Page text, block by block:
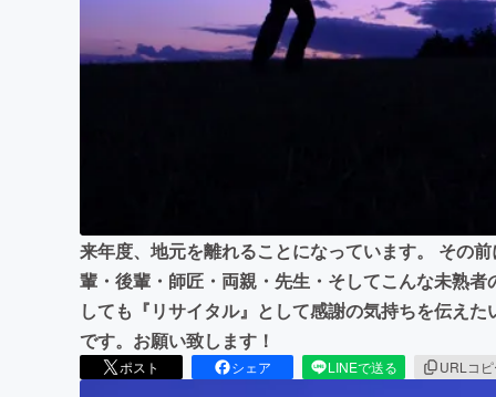
まちづくり・地域活性化
来年度、地元を離れることになっています。 その
輩・後輩・師匠・両親・先生・そしてこんな未熟
しても『リサイタル』として感謝の気持ちを伝え
です。お願い致します！
ポスト シェア LINEで送る URLコ